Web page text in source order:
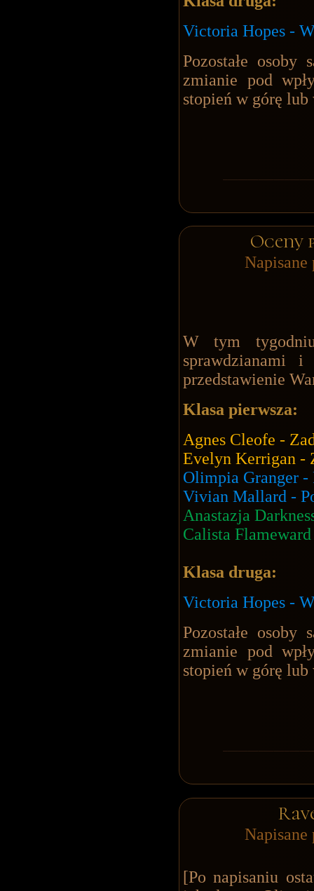
Victoria Hopes -
Pozostałe osoby
zmianie pod
stopień w górę lub
Oceny
Napisane
W tym
sprawdzianami i
przedstawienie
Klasa pierwsza:
Agnes Cleofe -
Evelyn Kerrigan -
Olimpia Granger -
Vivian Mallard -
Anastazja
Calista
Klasa druga:
Victoria Hopes -
Pozostałe osoby
zmianie pod
stopień w górę lub
Napisane
[Po napisaniu